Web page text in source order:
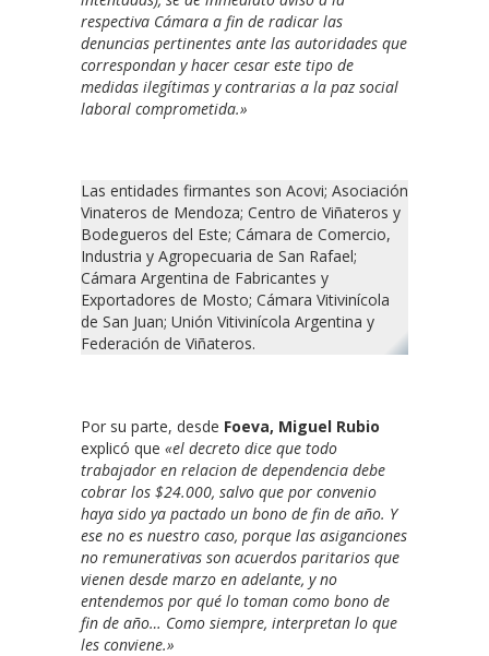
respectiva Cámara a fin de radicar las
denuncias pertinentes ante las autoridades que
correspondan y hacer cesar este tipo de
medidas ilegítimas y contrarias a la paz social
laboral comprometida.»
Las entidades firmantes son Acovi; Asociación
Vinateros de Mendoza; Centro de Viñateros y
Bodegueros del Este; Cámara de Comercio,
Industria y Agropecuaria de San Rafael;
Cámara Argentina de Fabricantes y
Exportadores de Mosto; Cámara Vitivinícola
de San Juan; Unión Vitivinícola Argentina y
Federación de Viñateros.
Por su parte, desde Foeva, Miguel Rubio
explicó que «el decreto dice que todo
trabajador en relacion de dependencia debe
cobrar los $24.000, salvo que por convenio
haya sido ya pactado un bono de fin de año. Y
ese no es nuestro caso, porque las asiganciones
no remunerativas son acuerdos paritarios que
vienen desde marzo en adelante, y no
entendemos por qué lo toman como bono de
fin de año… Como siempre, interpretan lo que
les conviene.»